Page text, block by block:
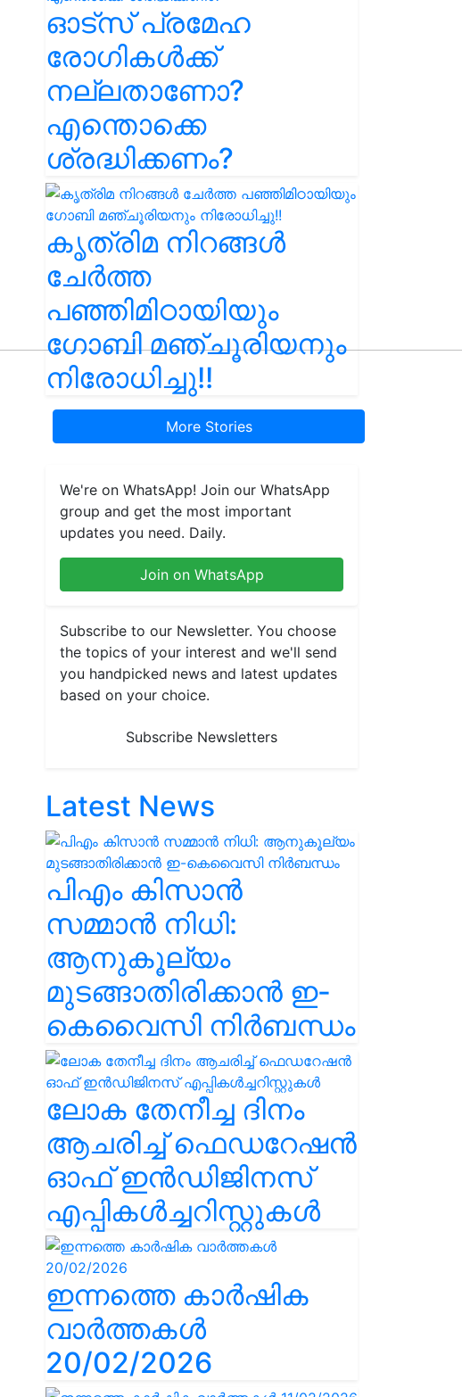
ഓട്സ് പ്രമേഹ
രോഗികൾക്ക്
നല്ലതാണോ?
എന്തൊക്കെ
ശ്രദ്ധിക്കണം?
കൃത്രിമ നിറങ്ങൾ
ചേർത്ത
പഞ്ഞിമിഠായിയും
ഗോബി മഞ്ചൂരിയനും
നിരോധിച്ചു!!
More Stories
We're on WhatsApp! Join our WhatsApp
group and get the most important
updates you need. Daily.
Join on WhatsApp
Subscribe to our Newsletter. You choose
the topics of your interest and we'll send
you handpicked news and latest updates
based on your choice.
Subscribe Newsletters
Latest News
പിഎം കിസാൻ
സമ്മാൻ നിധി:
ആനുകൂല്യം
മുടങ്ങാതിരിക്കാൻ ഇ-
കെവൈസി നിർബന്ധം
ലോക തേനീച്ച ദിനം
ആചരിച്ച് ഫെഡറേഷൻ
ഓഫ് ഇൻഡിജിനസ്
എപ്പികൾച്ചറിസ്റ്റുകൾ
ഇന്നത്തെ കാർഷിക
വാർത്തകൾ
20/02/2026